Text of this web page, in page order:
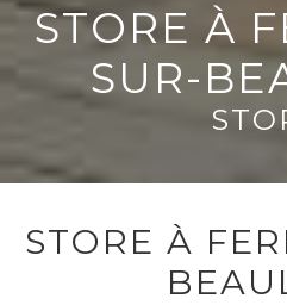
STORE À
SUR-
STORE À